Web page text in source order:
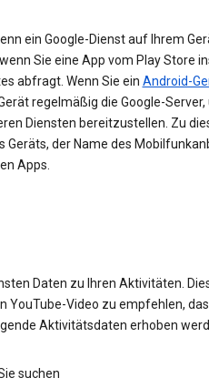
ein Google-Dienst auf Ihrem
Sie eine App vom Play Store
abfragt. Wenn Sie ein Android-
regelmäßig die Google-Server,
Diensten bereitzustellen. Zu
Geräts, der Name des
Apps.
Daten zu Ihren Aktivitäten.
YouTube-Video zu empfehlen,
Aktivitätsdaten erhoben
suchen